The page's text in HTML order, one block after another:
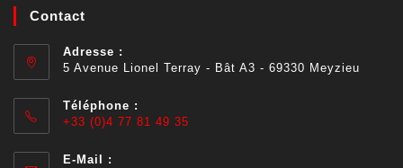
Contact
Adresse :
5 Avenue Lionel Terray - Bât A3 - 69330 Meyzieu
Téléphone :
+33 (0)4 77 81 49 35
E-Mail :